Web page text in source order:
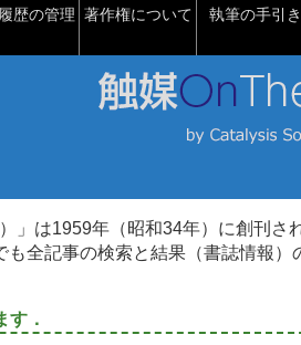
歴の管理 著作権について 執筆の手引き
」は1959年（昭和34年）に創刊さ
も全記事の検索と結果（書誌情報
す．